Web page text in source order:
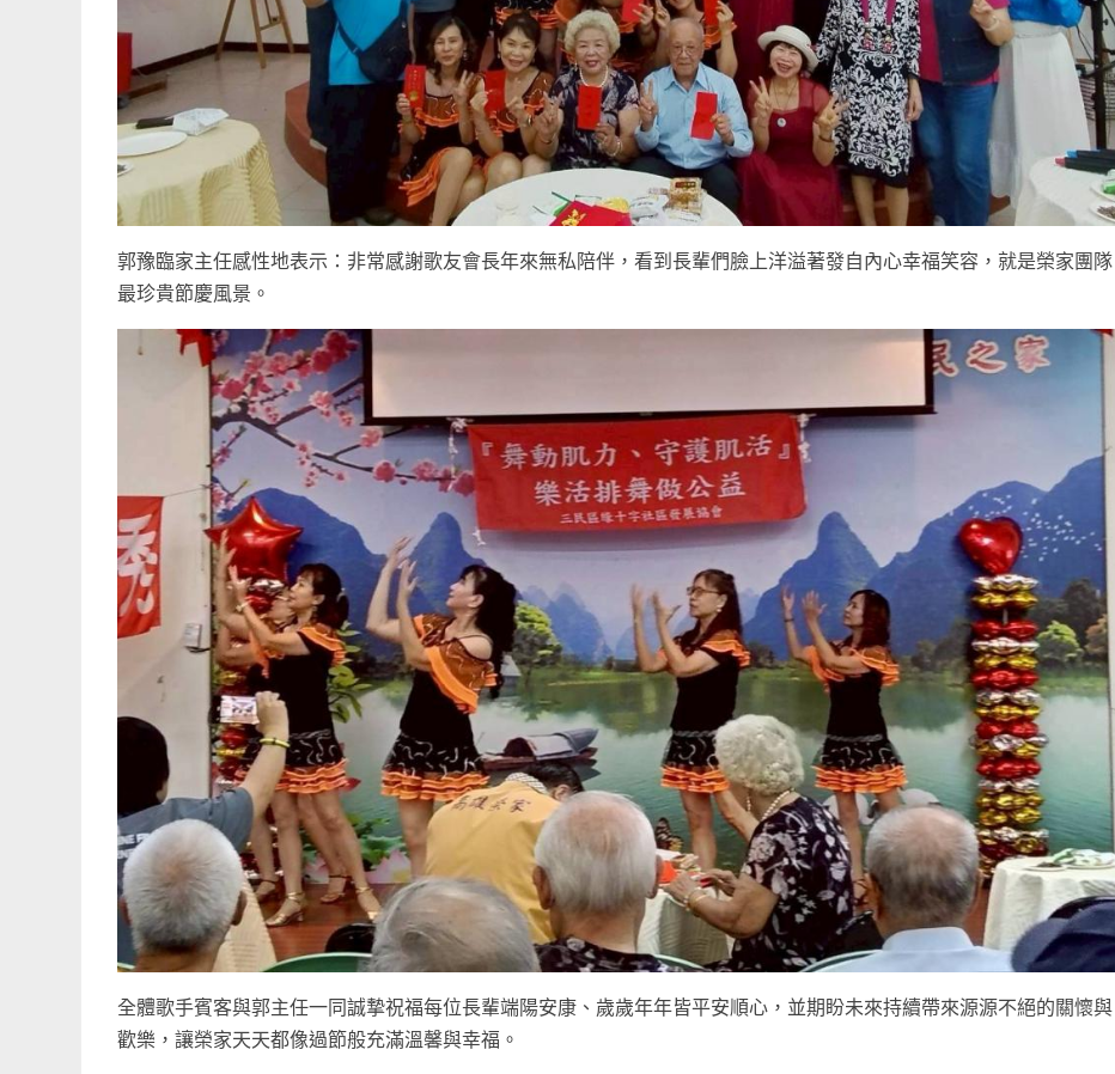
郭豫臨家主任感性地表示：非常感謝歌友會長年來無私陪伴，看到長輩們臉上洋溢著發自內心幸福笑容，就是榮家團隊
最珍貴節慶風景。
全體歌手賓客與郭主任一同誠摯祝福每位長輩端陽安康、歲歲年年皆平安順心，並期盼未來持續帶來源源不絕的關懷與
歡樂，讓榮家天天都像過節般充滿溫馨與幸福。